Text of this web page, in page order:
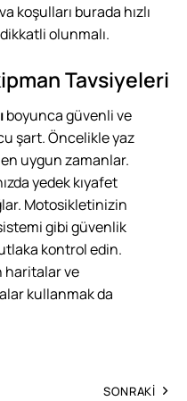
koşulları burada hızlı
olunmalı.
Tavsiyeleri
boyunca güvenli ve
şart. Öncelikle yaz
uygun zamanlar.
yedek kıyafet
Motosikletinizin
gibi güvenlik
kontrol edin.
haritalar ve
kullanmak da
SONRAKI